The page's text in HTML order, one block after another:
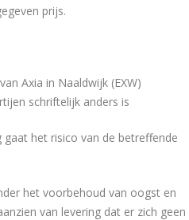
prijs.
Axia in Naaldwijk (EXW)
schriftelijk anders is
het risico van de betreffende
het voorbehoud van oogst en
van levering dat er zich geen